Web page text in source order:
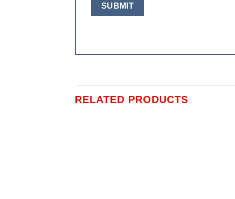
RELATED PRODUCTS